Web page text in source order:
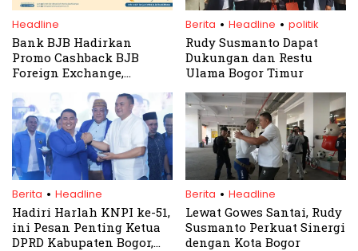
Headline
Bank BJB Hadirkan
Promo Cashback BJB
Foreign Exchange,
Bisa Dapat Cashback
Menarik
Berita . Headline . politik
Rudy Susmanto Dapat
Dukungan dan Restu
Ulama Bogor Timur
Berita . Headline
Hadiri Harlah KNPI ke-51,
ini Pesan Penting Ketua
DPRD Kabupaten Bogor,
Berita . Headline
Lewat Gowes Santai, Rudy
Susmanto Perkuat Sinergi
dengan Kota Bogor